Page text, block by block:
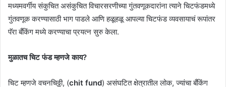
मध्यमवर्गीय संकुचित असंकुचित विचारसरणीच्या गुंतवणूकदारांना त्याने चिटफंडमध्ये
गुंतवणूक करण्यासाठी भाग पाडले आणि हळूहळू आपल्या चिटफंड व्यवसायाचं रूपांतर
पॅरा बँकिंग मध्ये करण्याचा प्रयत्न सुरु केला.
मुळातच चिट फंड म्हणजे काय?
चिट म्हणजे वचनचिठ्ठी, (chit fund) असंघटित क्षेत्रातील लोक, ज्यांचा बँकिंग